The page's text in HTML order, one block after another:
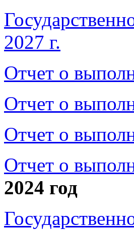
2027 г.
Отчет о
Отчет о
Отчет о
Отчет о
2024 год